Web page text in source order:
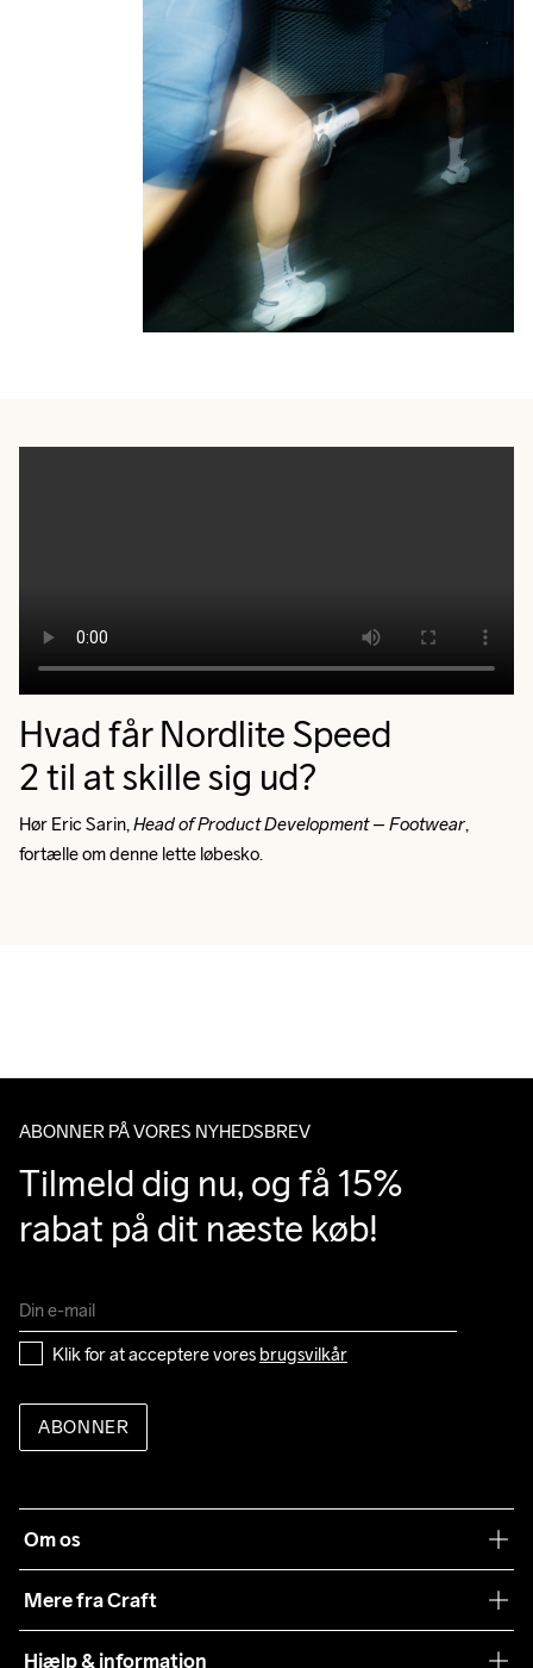
Hvad får Nordlite Speed
2 til at skille sig ud?
Hør Eric Sarin, Head of Product Development – Footwear,
fortælle om denne lette løbesko.
ABONNER PÅ VORES NYHEDSBREV
Tilmeld dig nu, og få 15%
rabat på dit næste køb!
Klik for at acceptere vores brugsvilkår
ABONNER
Om os
Mere fra Craft
Hjælp & information